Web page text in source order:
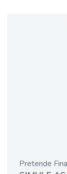
Pretende